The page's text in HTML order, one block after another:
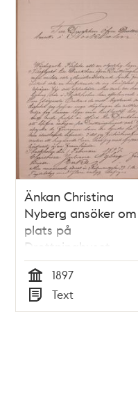
Änkan Christina
Nyberg ansöker om
plats på
Drottninghuset
Tid
1897
Typ
Text